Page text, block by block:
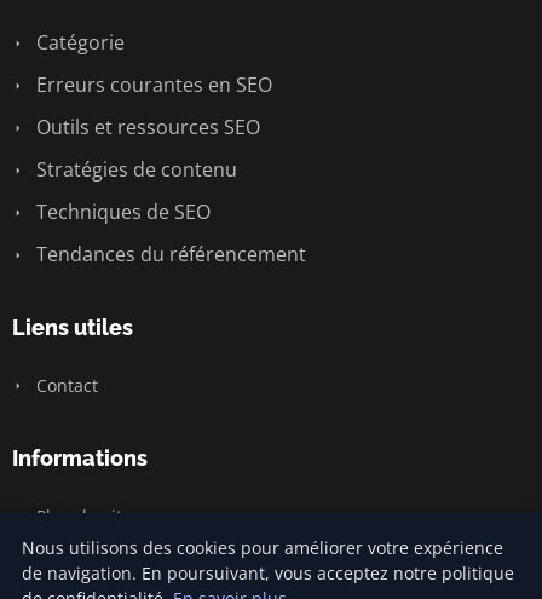
Catégorie
Erreurs courantes en SEO
Outils et ressources SEO
Stratégies de contenu
Techniques de SEO
Tendances du référencement
Liens utiles
Contact
Informations
Plan du site
Nous utilisons des cookies pour améliorer votre expérience
de navigation. En poursuivant, vous acceptez notre politique